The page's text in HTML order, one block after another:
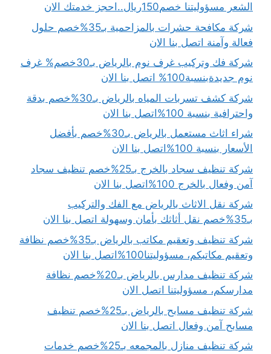
الشعر مسؤوليتنا خصم150ريال..احجز خدمتك الان
شركة مكافحة حشرات بالمزاحمية بـ35%خصم حلول
فعالة وآمنة اتصل بنا الان
شركة فك وتركيب غرف نوم بالرياض بـ30خصم% غرف
نوم جديدةبنسبة100% اتصل بنا الان
شركة كشف تسربات المياه بالرياض بـ30%خصم بدقة
واحترافية بنسبة 100%اتصل بنا الان
شراء اثاث مستعمل بالرياض بـ30%خصم بأفضل
الأسعار بنسبة 100%اتصل بنا الان
شركة تنظيف سجاد بالخرج بـ25%خصم تنظيف سجاد
آمن وفعال بالخرج 100%اتصل بنا الان
شركة نقل الاثاث بالرياض مع الفك والتركيب
بـ35%خصم نقل أثاثك بأمان وسهولة اتصل بنا الان
شركة تنظيف وتعقيم مكاتب بالرياض بـ35%خصم نظافة
وتعقيم مكاتبكم، مسؤوليتنا100%اتصل بنا الان
شركة تنظيف مدارس بالرياض بـ20%خصم نظافة
مدارسكم، مسؤوليتنا اتصل الان
شركة تنظيف مسابح بالرياض بـ25%خصم تنظيف
مسابح آمن وفعال اتصل بنا الان
شركة تنظيف منازل بالمجمعه بـ25%خصم خدمات